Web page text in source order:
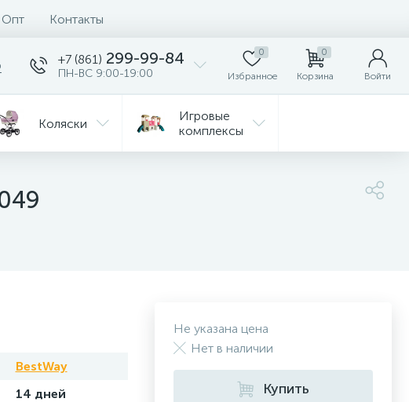
Опт Контакты
+7 (861) 299-99-84
ПН-ВС 9:00-19:00
0
Избранное
0
Корзина Войти
Коляски
Игровые
комплексы
у
BestWay
14 дней
Не указана цена
Нет в наличии
Купить